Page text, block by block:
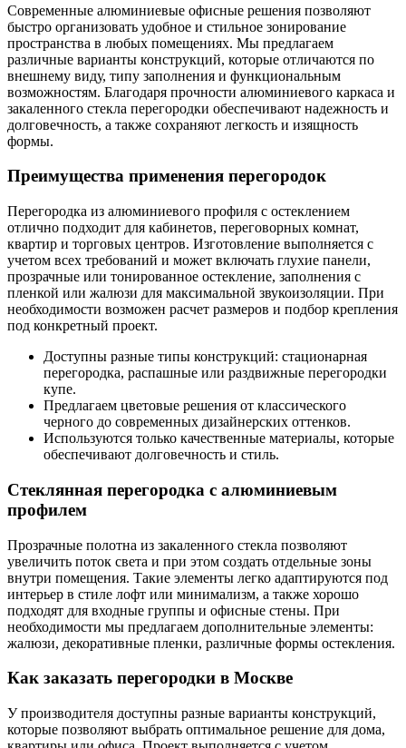
Современные алюминиевые офисные решения позволяют
быстро организовать удобное и стильное зонирование
пространства в любых помещениях. Мы предлагаем
различные варианты конструкций, которые отличаются по
внешнему виду, типу заполнения и функциональным
возможностям. Благодаря прочности алюминиевого каркаса и
закаленного стекла перегородки обеспечивают надежность и
долговечность, а также сохраняют легкость и изящность
формы.
Преимущества применения перегородок
Перегородка из алюминиевого профиля с остеклением
отлично подходит для кабинетов, переговорных комнат,
квартир и торговых центров. Изготовление выполняется с
учетом всех требований и может включать глухие панели,
прозрачные или тонированное остекление, заполнения с
пленкой или жалюзи для максимальной звукоизоляции. При
необходимости возможен расчет размеров и подбор крепления
под конкретный проект.
Доступны разные типы конструкций: стационарная
перегородка, распашные или раздвижные перегородки
купе.
Предлагаем цветовые решения от классического
черного до современных дизайнерских оттенков.
Используются только качественные материалы, которые
обеспечивают долговечность и стиль.
Стеклянная перегородка с алюминиевым
профилем
Прозрачные полотна из закаленного стекла позволяют
увеличить поток света и при этом создать отдельные зоны
внутри помещения. Такие элементы легко адаптируются под
интерьер в стиле лофт или минимализм, а также хорошо
подходят для входные группы и офисные стены. При
необходимости мы предлагаем дополнительные элементы:
жалюзи, декоративные пленки, различные формы остекления.
Как заказать перегородки в Москве
У производителя доступны разные варианты конструкций,
которые позволяют выбрать оптимальное решение для дома,